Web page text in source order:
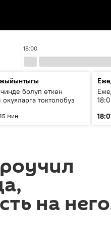
18:00
болуп өткөн
токтолобуз
мин
на